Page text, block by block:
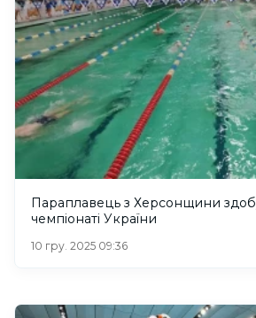
Параплавець з Херсонщини
чемпіонаті України
10 гру. 2025 09:36